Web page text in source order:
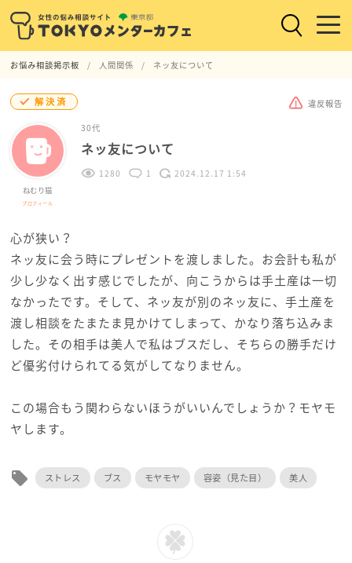
お悩み相談掲示板 人間関係 ネッ友について
解決済 違反報告
ねむり猫
プロフィール
30代
ネッ友について
1280 1 2024.12.17 1:54
心が狭い？
ネッ友に会う時にプレゼントを渡しました。お会計も私が
少し少なく出す感じでしたが、向こうからは手土産は一切
なかったです。そして、ネッ友が別のネッ友に、手土産を
渡し相談をたまたま見かけてしまって、かなり落ち込みま
した。その相手は美人で私はブスだし、そちらの勝手だけ
ど優劣付けられてる気がしてなりません。
この場合もう関わらないほうがいいんでしょうか？モヤモ
ヤします。
local_offer ストレス ブス モヤモヤ 容姿（見た目） 美人